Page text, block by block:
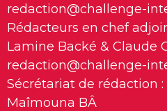
redaction@challenge-
Rédacteurs en chef
Lamine Backé & Claude
redaction@challenge-
Sécrétariat de rédaction :
Maîmouna BÂ